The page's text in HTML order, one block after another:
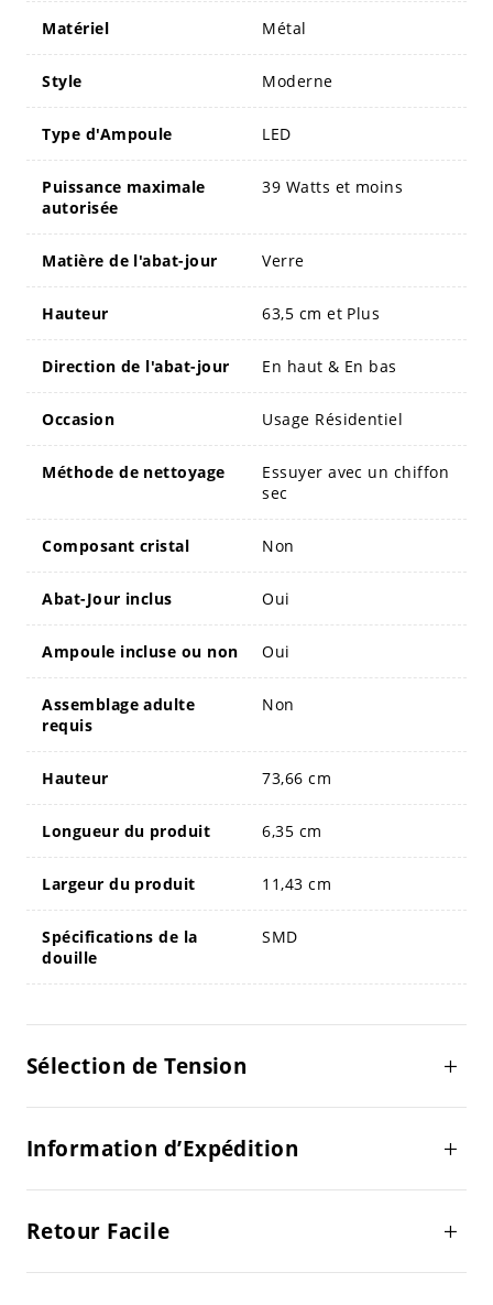
Matériel Métal
Style Moderne
Type d'Ampoule LED
Puissance maximale
autorisée
39 Watts et moins
Matière de l'abat-jour Verre
Hauteur 63,5 cm et Plus
Direction de l'abat-jour En haut & En bas
Occasion Usage Résidentiel
Méthode de nettoyage
Essuyer avec un chiffon
sec
Composant cristal Non
Abat-Jour inclus Oui
Ampoule incluse ou non Oui
Assemblage adulte
requis
Non
Hauteur 73,66 cm
Longueur du produit 6,35 cm
Largeur du produit 11,43 cm
Spécifications de la
douille
SMD
Sélection de Tension
Information d’Expédition
Retour Facile